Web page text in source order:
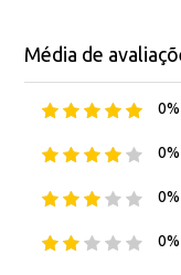
Média de
0%
0%
0%
0%